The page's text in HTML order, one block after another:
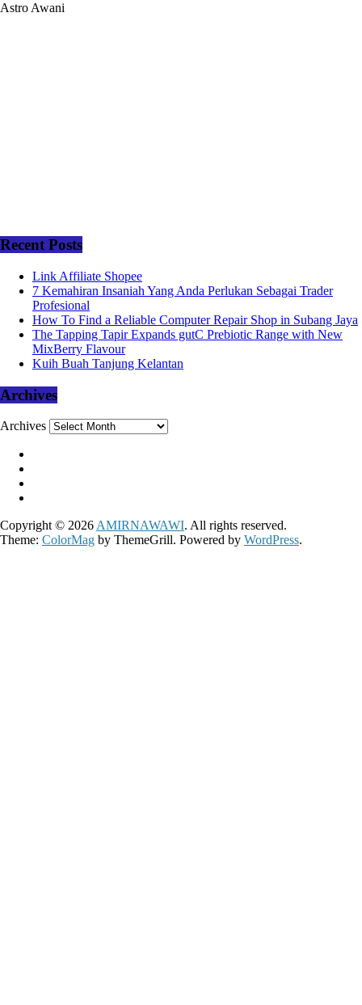
Astro Awani
Recent Posts
Link Affiliate Shopee
7 Kemahiran Insaniah Yang Anda Perlukan Sebagai Trader
Profesional
How To Find a Reliable Computer Repair Shop in Subang Jaya
The Tapping Tapir Expands gutC Prebiotic Range with New
MixBerry Flavour
Kuih Buah Tanjung Kelantan
Archives
Archives
Copyright © 2026 AMIRNAWAWI. All rights reserved.
Theme: ColorMag by ThemeGrill. Powered by WordPress.